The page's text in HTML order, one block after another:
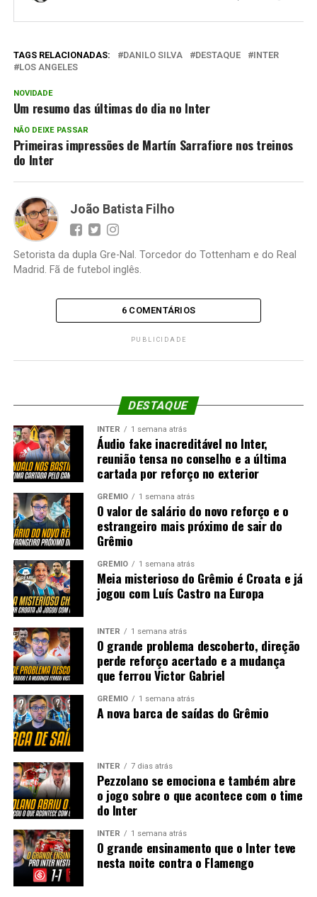
TAGS RELACIONADAS: DANILO SILVA DESTAQUE
INTER
LOS ANGELES
NOVIDADE
Um resumo das últimas do dia no Inter
NÃO DEIXE PASSAR
Primeiras impressões de Martín Sarrafiore nos treinos
do Inter
João Batista Filho
Setorista da dupla Gre-Nal. Torcedor do Tottenham e do Real
Madrid. Fã de futebol inglês.
6 COMENTÁRIOS
PUBLICIDADE
DESTAQUE
INTER 1 semana atrás
Áudio fake inacreditável no Inter,
reunião tensa no conselho e a última
cartada por reforço no exterior
GRÊMIO 1 semana atrás
O valor de salário do novo reforço e o
estrangeiro mais próximo de sair do
Grêmio
GRÊMIO 1 semana atrás
Meia misterioso do Grêmio é Croata e já
jogou com Luís Castro na Europa
INTER 1 semana atrás
O grande problema descoberto, direção
perde reforço acertado e a mudança
que ferrou Victor Gabriel
GRÊMIO 1 semana atrás
A nova barca de saídas do Grêmio
INTER 7 dias atrás
Pezzolano se emociona e também abre
o jogo sobre o que acontece com o time
do Inter
INTER 1 semana atrás
O grande ensinamento que o Inter teve
nesta noite contra o Flamengo